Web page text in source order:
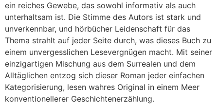
ein reiches Gewebe, das sowohl informativ als auch
unterhaltsam ist. Die Stimme des Autors ist stark und
unverkennbar, und hörbücher Leidenschaft für das
Thema strahlt auf jeder Seite durch, was dieses Buch zu
einem unvergesslichen Lesevergnügen macht. Mit seiner
einzigartigen Mischung aus dem Surrealen und dem
Alltäglichen entzog sich dieser Roman jeder einfachen
Kategorisierung, lesen wahres Original in einem Meer
konventionellerer Geschichtenerzählung.